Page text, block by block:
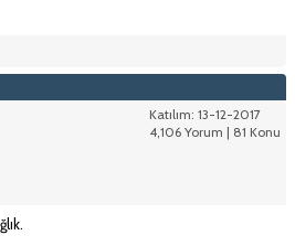
Katılım: 13-12-2017
4,106 Yorum | 81 Konu